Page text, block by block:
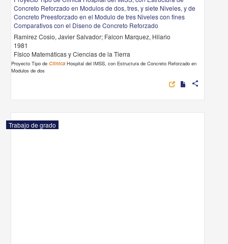
Concreto Reforzado en Modulos de dos, tres, y siete Niveles, y de
Concreto Preesforzado en el Modulo de tres Niveles con fines
Comparativos con el Diseno de Concreto Reforzado
Ramirez Cosio, Javier Salvador; Falcon Marquez, Hilario
1981
Físico Matemáticas y Ciencias de la Tierra
Proyecto Tipo deClinica Hospital del IMSS, con Estructura de Concreto Reforzado en
Modulos de dos
share
Trabajo de grado